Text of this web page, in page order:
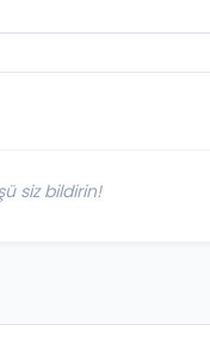
siz bildirin!